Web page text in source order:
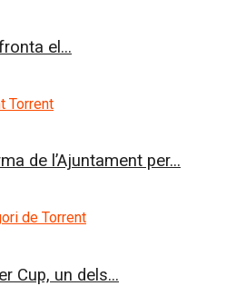
el...
de l’Ajuntament per...
Cup, un dels...